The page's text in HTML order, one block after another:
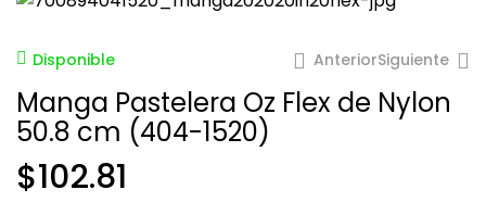
Disponible AnteriorSiguiente
Manga Pastelera Oz Flex de Nylon
50.8 cm (404-1520)
$102.81